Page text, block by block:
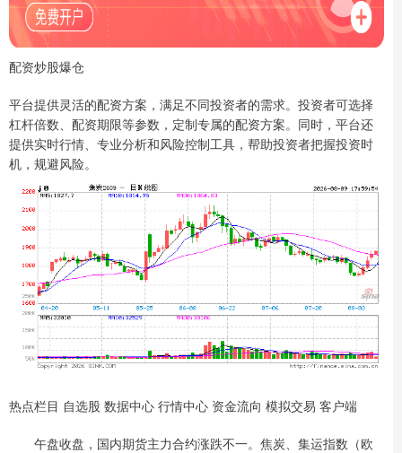
配资炒股爆仓
平台提供灵活的配资方案，满足不同投资者的需求。投资者可选择
杠杆倍数、配资期限等参数，定制专属的配资方案。同时，平台还
提供实时行情、专业分析和风险控制工具，帮助投资者把握投资时
机，规避风险。
热点栏目 自选股 数据中心 行情中心 资金流向 模拟交易 客户端
午盘收盘，国内期货主力合约涨跌不一。焦炭、集运指数（欧